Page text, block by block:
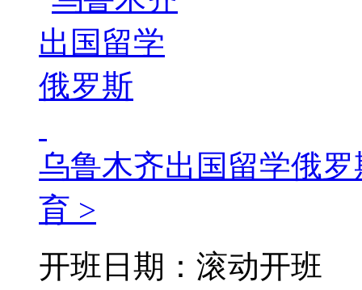
乌鲁木齐出国留学俄罗
育 >
开班日期：滚动开班